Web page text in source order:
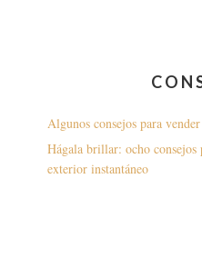
Algunos consejos para
Hágala brillar: ocho consejos
exterior instantáneo